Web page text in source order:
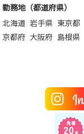
勤務地（都道府県）
北海道 岩手県 東京都
京都府 大阪府 島根県